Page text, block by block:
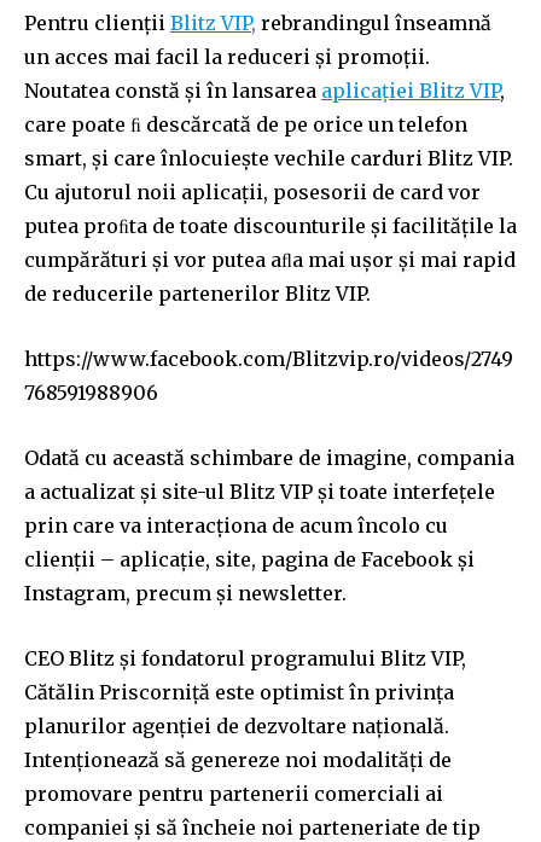
Pentru clienții Blitz VIP, rebrandingul înseamnă
un acces mai facil la reduceri și promoții.
Noutatea constă și în lansarea aplicației Blitz VIP,
care poate ﬁ descărcată de pe orice un telefon
smart, și care înlocuiește vechile carduri Blitz VIP.
Cu ajutorul noii aplicații, posesorii de card vor
putea proﬁta de toate discounturile și facilitățile la
cumpărături și vor putea aﬂa mai ușor și mai rapid
de reducerile partenerilor Blitz VIP.
https://www.facebook.com/Blitzvip.ro/videos/2749
768591988906
Odată cu această schimbare de imagine, compania
a actualizat și site-ul Blitz VIP și toate interfețele
prin care va interacționa de acum încolo cu
clienții – aplicație, site, pagina de Facebook și
Instagram, precum și newsletter.
CEO Blitz și fondatorul programului Blitz VIP,
Cătălin Priscorniță este optimist în privința
planurilor agenției de dezvoltare națională.
Intenționează să genereze noi modalități de
promovare pentru partenerii comerciali ai
companiei și să încheie noi parteneriate de tip